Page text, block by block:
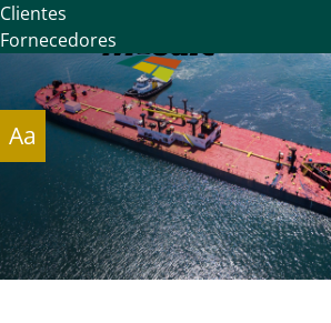
Clientes
Fornecedores
Aa